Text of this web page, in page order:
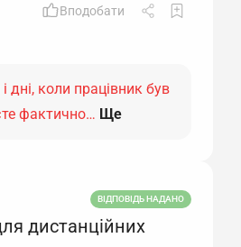
Вподобати
дні, коли працівник був
фактично… Ще
ВІДПОВІДЬ НАДАНО
дистанційних